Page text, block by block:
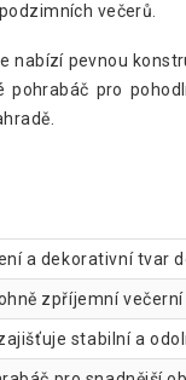
večerů.
nabízí pevnou
pro
a dekorativní tvar
zpříjemní
stabilní a